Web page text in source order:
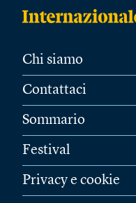
Chi siamo
Contattaci
Sommario
Festival
Privacy e cookie